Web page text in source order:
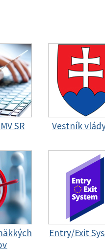
SR Vestník
Entry/Exit